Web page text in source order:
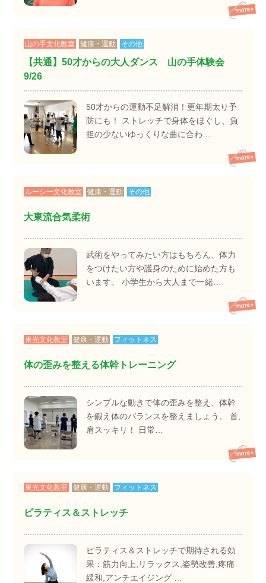
山の手文化教室 健康・運動 その他
【共通】50才からの大人ダンス 山の手体験会
9/26
50才からの運動不足解消！更年期太り予
防にも！ ストレッチで身体をほぐし、負
担の少ないゆっくりな曲に合わ…
ルーシー文化教室 健康・運動 その他
大東流合気柔術
武術をやってみたい方はもちろん、体力
をつけたい方や護身のために始めた方も
います。 小学生から大人まで一緒…
東光文化教室 健康・運動 フィットネス
体の歪みを整える体幹トレーニング
シンプルな動きで体の歪みを整え、体幹
を鍛え体のバランスを整えましょう。 首,
肩スッキリ！ 日常…
東光文化教室 健康・運動 フィットネス
ピラティス＆ストレッチ
ピラティス＆ストレッチで期待される効
果：筋力向上,リラックス,姿勢改善,疼痛
緩和,アンチエイジング …